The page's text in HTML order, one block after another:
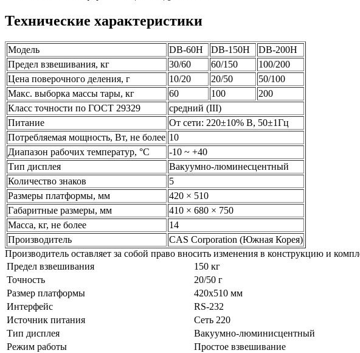
Технические характеристики
Модель DB-60H DB-150H
DB-200H
Предел взвешивания, кг
30/60 60/150
100/200
Цена поверочного деления, г
10/20 20/50
50/100
Макс. выборка массы тары, кг
60 100
200
Класс точности по ГОСТ 29329
средний (III)
Питание
От сети: 220±10% В, 50±1Гц
Потребляемая мощность, Вт, не более 10
Диапазон рабочих температур, °C
-10 ~ +40
Тип дисплея
Вакуумно-люминесцентный
Количество знаков
5
Размеры платформы, мм
420 × 510
Габаритные размеры, мм
410 × 680 × 750
Масса, кг, не более
14
Производитель
CAS Corporation (Южная Корея)
Производитель оставляет за собой право вносить изменения в конструкцию и
Предел взвешивания
150 кг
Точность
20/50 г
Размер платформы
420x510 мм
Интерфейс
RS-232
Источник питания
Сеть 220
Тип дисплея
Вакуумно-люминисцентный
Режим работы
Простое взвешивание